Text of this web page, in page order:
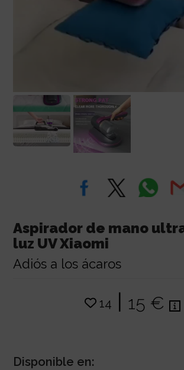
Aspirador de mano
luz UV Xiaomi
Adiós a los ácaros
14 | 15 €
Disponible en: